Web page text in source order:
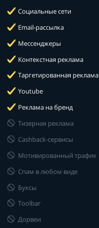
Социальные сети
Email-рассылка
Мессенджеры
Контекстная реклама
Таргетированная реклама
Youtube
Реклама на бренд
Тизерная реклама
Cashback-сервисы
Мотивированный трафик
Спам в любом виде
Буксы
Toolbar
Дорвеи